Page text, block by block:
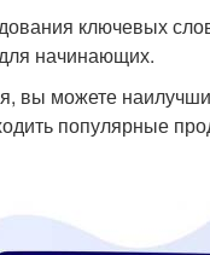
ключевых
начинающих.
вы можете
популярные